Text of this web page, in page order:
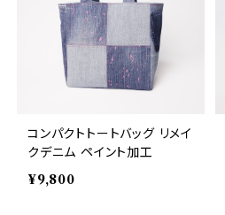
コンパクトトートバッグ リメイ
クデニム ペイント加工
¥9,800